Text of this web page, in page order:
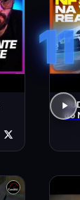
11
do